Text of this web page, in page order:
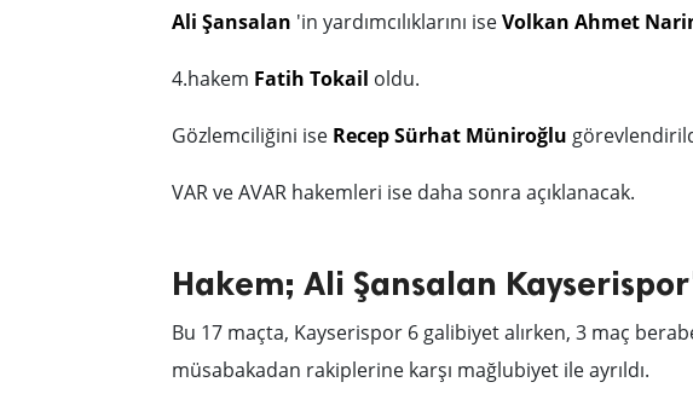
Ali Şansalan 'in yardımcılıklarını iseVolkan Ahmet
4.hakem Fatih Tokail oldu.
Gözlemciliğini ise Recep Sürhat Müniroğlu
VAR ve AVAR hakemleri ise daha sonra açıklanacak.
Hakem; Ali Şansalan
Bu 17 maçta, Kayserispor 6 galibiyet alırken, 3 maç
müsabakadan rakiplerine karşı mağlubiyet ile ayrıldı.